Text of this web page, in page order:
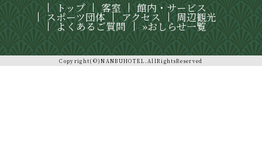
トップ
客室 館内・サービス
スポーツ団体 アクセス 周辺観光
よくあるご質問 »おしらせ一覧
Copyright(©)NANBUHOTEL.AllRightsReserved